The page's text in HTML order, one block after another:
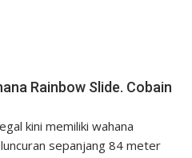
Rainbow Slide. Cobain
kini memiliki wahana
sepanjang 84 meter